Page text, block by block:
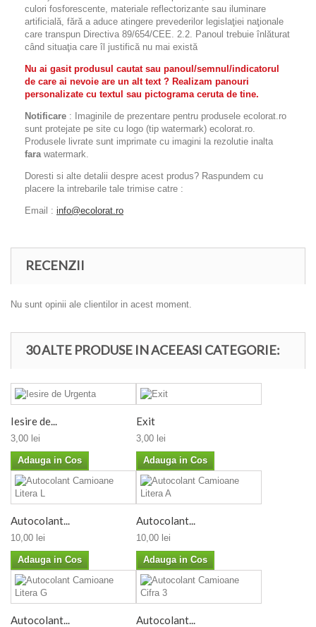
culori fosforescente, materiale reflectorizante sau iluminare
artificială, fără a aduce atingere prevederilor legislaţiei naţionale
care transpun Directiva 89/654/CEE. 2.2. Panoul trebuie înlăturat
când situaţia care îl justifică nu mai există
Nu ai gasit produsul cautat sau panoul/semnul/indicatorul
de care ai nevoie are un alt text ? Realizam panouri
personalizate cu textul sau pictograma ceruta de tine.
Notificare : Imaginile de prezentare pentru produsele ecolorat.ro
sunt protejate pe site cu logo (tip watermark) ecolorat.ro.
Produsele livrate sunt imprimate cu imagini la rezolutie inalta
farawatermark.
Doresti si alte detalii despre acest produs? Raspundem cu
placere la intrebarile tale trimise catre :
Email : info@ecolorat.ro
RECENZII
Nu sunt opinii ale clientilor in acest moment.
30 ALTE PRODUSE IN ACEEASI CATEGORIE:
Iesire de...
3,00 lei
Adauga in Cos
Exit
3,00 lei
Adauga in Cos
Autocolant...
10,00 lei
Adauga in Cos
Autocolant...
10,00 lei
Adauga in Cos
Autocolant... Autocolant...